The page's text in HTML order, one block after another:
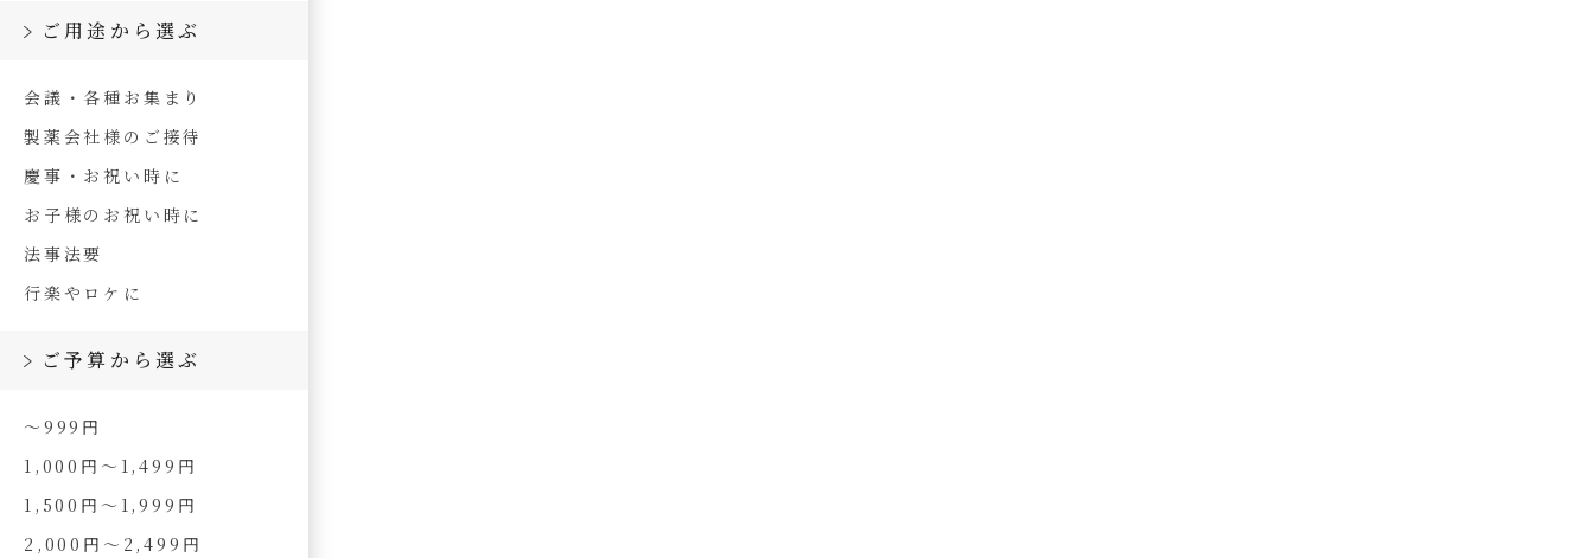
ご用途から選ぶ
会議・各種お集まり
製薬会社様のご接待
慶事・お祝い時に
お子様のお祝い時に
法事法要
行楽やロケに
ご予算から選ぶ
～999円
1,000円～1,499円
1,500円～1,999円
2,000円～2,499円